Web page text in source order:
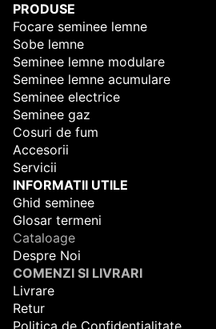
PRODUSE
Focare seminee lemne
Sobe lemne
Seminee lemne modulare
Seminee lemne acumulare
Seminee electrice
Seminee gaz
Cosuri de fum
Accesorii
Servicii
INFORMATII UTILE
Ghid seminee
Glosar termeni
Cataloage
Despre Noi
COMENZI SI LIVRARI
Livrare
Retur